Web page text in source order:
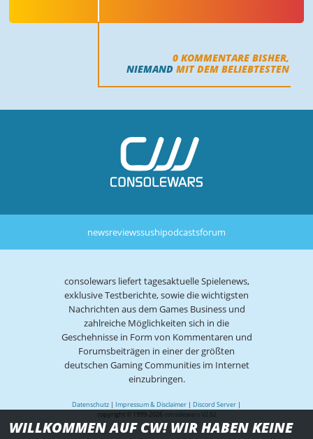
0 KOMMENTARE BISHER,
NIEMAND MIT DEM BELIEBTESTEN
newsreviewssushipodcastsforum
consolewars liefert tagesaktuelle Spielenews,
exklusive Testberichte, sowie die wichtigsten
Nachrichten aus dem Games Business und
zahlreiche Möglichkeiten sich in die
Geschehnisse in Form von Kommentaren und
Forumsbeiträgen in einer der größten
deutschen Gaming Communities im Internet
einzubringen.
Datenschutz | Impressum & Disclaimer | Discord Server |
copyright © 1999-2026
consolewars V2.82
WILLKOMMEN AUF CW! WIR HABEN KEINE